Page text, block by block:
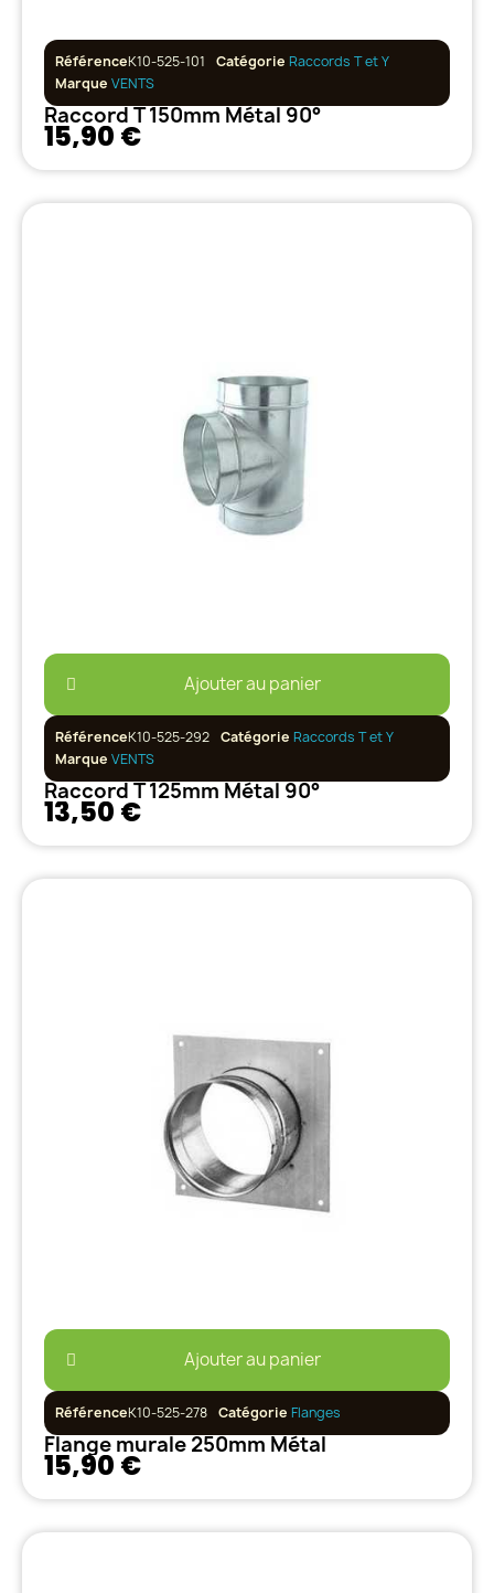
RéférenceK10-525-101 Catégorie Raccords T et Y
Marque VENTS
Raccord T 150mm Métal 90°
15,90 €
Ajouter au panier
RéférenceK10-525-292 Catégorie Raccords T et Y
Marque VENTS
Raccord T 125mm Métal 90°
13,50 €
Ajouter au panier
RéférenceK10-525-278 Catégorie Flanges
Flange murale 250mm Métal
15,90 €